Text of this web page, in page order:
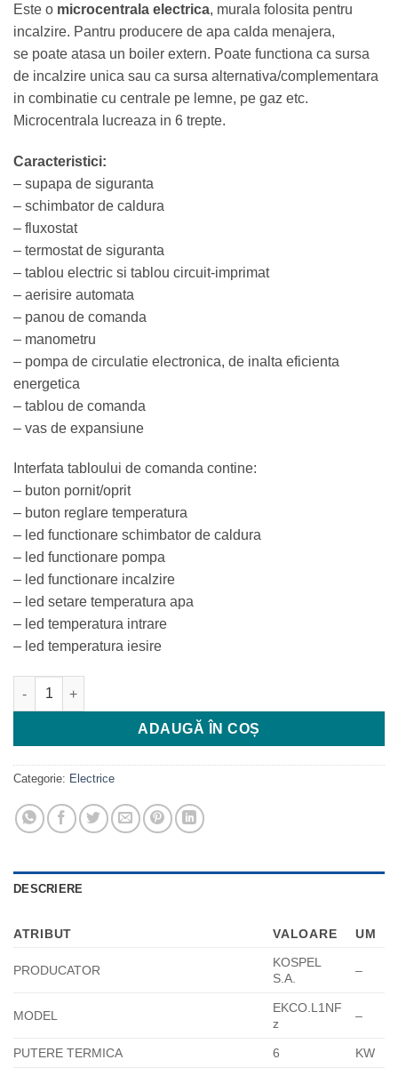
a
fost:
13.443 MDL.
este:
11.400 MDL.
Este o microcentrala electrica, murala folosita pentru
incalzire. Pantru producere de apa calda menajera,
se poate atasa un boiler extern. Poate functiona ca sursa
de incalzire unica sau ca sursa alternativa/complementara
in combinatie cu centrale pe lemne, pe gaz etc.
Microcentrala lucreaza in 6 trepte.
Caracteristici:
– supapa de siguranta
– schimbator de caldura
– fluxostat
– termostat de siguranta
– tablou electric si tablou circuit-imprimat
– aerisire automata
– panou de comanda
– manometru
– pompa de circulatie electronica, de inalta eficienta
energetica
– tablou de comanda
– vas de expansiune
Interfata tabloului de comanda contine:
– buton pornit/oprit
– buton reglare temperatura
– led functionare schimbator de caldura
– led functionare pompa
– led functionare incalzire
– led setare temperatura apa
– led temperatura intrare
– led temperatura iesire
Cantitate CENTRALA ELECTRICA VISION POMPA EL. CU VAS
ADAUGĂ ÎN COȘ
Categorie: Electrice
DESCRIERE
ATRIBUT VALOARE UM
PRODUCATOR
KOSPEL
S.A.
–
MODEL
EKCO.L1NF
z
–
PUTERE TERMICA 6 KW